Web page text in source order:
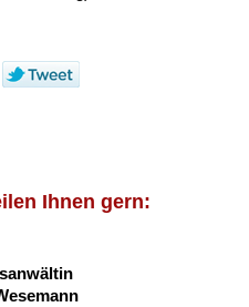
Ihnen gern: